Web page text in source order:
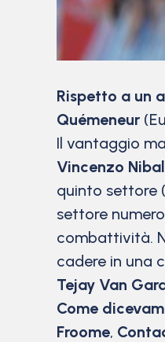
Rispetto a un
Quémeneur
Il vantaggio
Vincenzo
quinto settore
settore
combattività.
cadere in una
Tejay Van
Come
Froome,